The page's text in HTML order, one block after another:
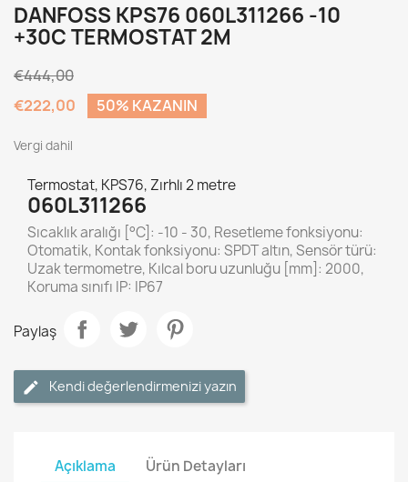
DANFOSS KPS76 060L311266 -10
+30C TERMOSTAT 2M
€444,00
€222,00
50% KAZANIN
Vergi dahil
Termostat, KPS76, Zırhlı 2 metre
060L311266
Sıcaklık aralığı [°C]: -10 - 30, Resetleme fonksiyonu:
Otomatik, Kontak fonksiyonu: SPDT altın, Sensör türü:
Uzak termometre, Kılcal boru uzunluğu [mm]: 2000,
Koruma sınıfı IP: IP67
Paylaş
Kendi değerlendirmenizi yazın
Açıklama
Ürün Detayları